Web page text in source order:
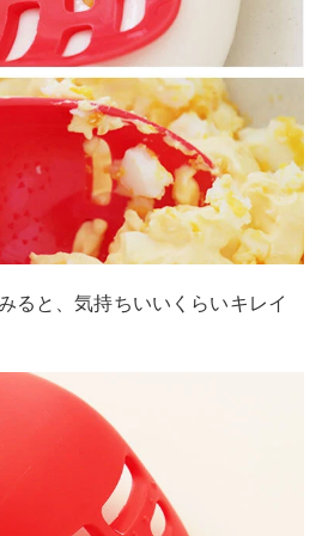
ると、気持ちいいくらいキレイ